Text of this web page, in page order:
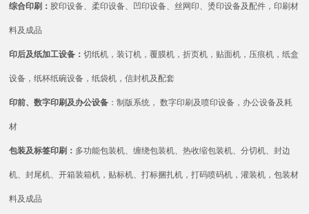
综合印刷： 胶印设备、柔印设备、凹印设备、丝网印、烫印设备及配件，印刷材
料及成品
印后及纸加工设备： 切纸机，装订机，覆膜机，折页机，贴面机，压痕机，纸盒
设备，纸杯纸碗设备，纸袋机，信封机及配套
印前、数字印刷及办公设备 ：制版系统， 数字印刷及喷印设备，办公设备及耗
材
包装及标签印刷： 多功能包装机、缠绕包装机、热收缩包装机、分切机、封边
机、封尾机、开箱装箱机，贴标机、打标捆扎机，打码喷码机，灌装机，包装材
料及成品